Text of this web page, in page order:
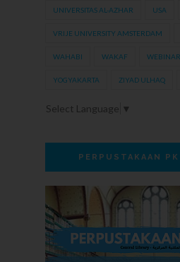
UNIVERSITAS AL-AZHAR USA
VRIJE UNIVERSITY AMSTERDAM
WAHABI WAKAF
YOGYAKARTA ZIYAD ULHAQ
Select Language ▼
PERPUSTAKAAN